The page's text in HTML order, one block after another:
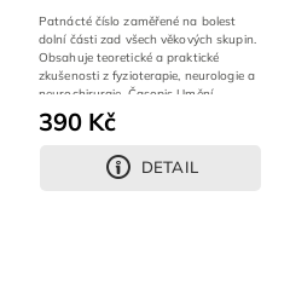
390 Kč
DETAIL
Patnácté číslo zaměřené na bolest
dolní části zad všech věkových skupin.
Obsahuje teoretické a praktické
zkušenosti z fyzioterapie, neurologie a
neurochirurgie. Časopis Umění...